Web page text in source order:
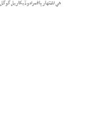
هي اشتهار پاڻمرادو ڏيکاريل